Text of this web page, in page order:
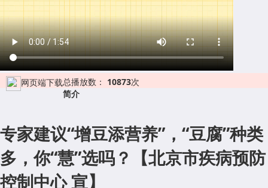
网页端下载总播放数： 10873次
简介
专家建议“增豆添营养”，“豆腐”种类
多，你“慧”选吗？【北京市疾病预防
控制中心 宣】